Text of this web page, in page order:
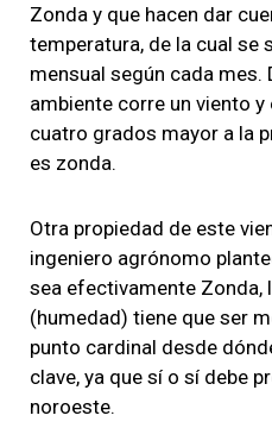
Zonda y que hacen dar
temperatura, de la cual se
mensual según cada mes.
ambiente corre un viento
cuatro grados mayor a la
es zonda.
Otra propiedad de este
ingeniero agrónomo
sea efectivamente
(humedad) tiene que ser
punto cardinal desde
clave, ya que sí o sí debe
noroeste.